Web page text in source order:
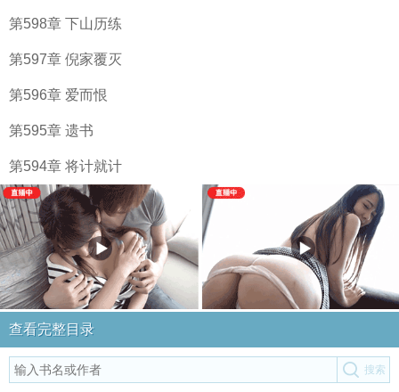
第598章 下山历练
第597章 倪家覆灭
第596章 爱而恨
第595章 遗书
第594章 将计就计
查看完整目录